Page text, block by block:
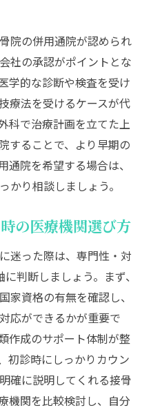
院の併用通院が認められ
社の承認がポイントとな
学的な診断や検査を受け
療法を受けるケースが代
科で治療計画を立てた上
することで、より早期の
通院を希望する場合は、
かり相談しましょう。
の医療機関選び方
迷った際は、専門性・対
判断しましょう。まず、
家資格の有無を確認し、
応ができるかが重要で
作成のサポート体制が整
初診時にしっかりカウン
確に説明してくれる接骨
機関を比較検討し、自分